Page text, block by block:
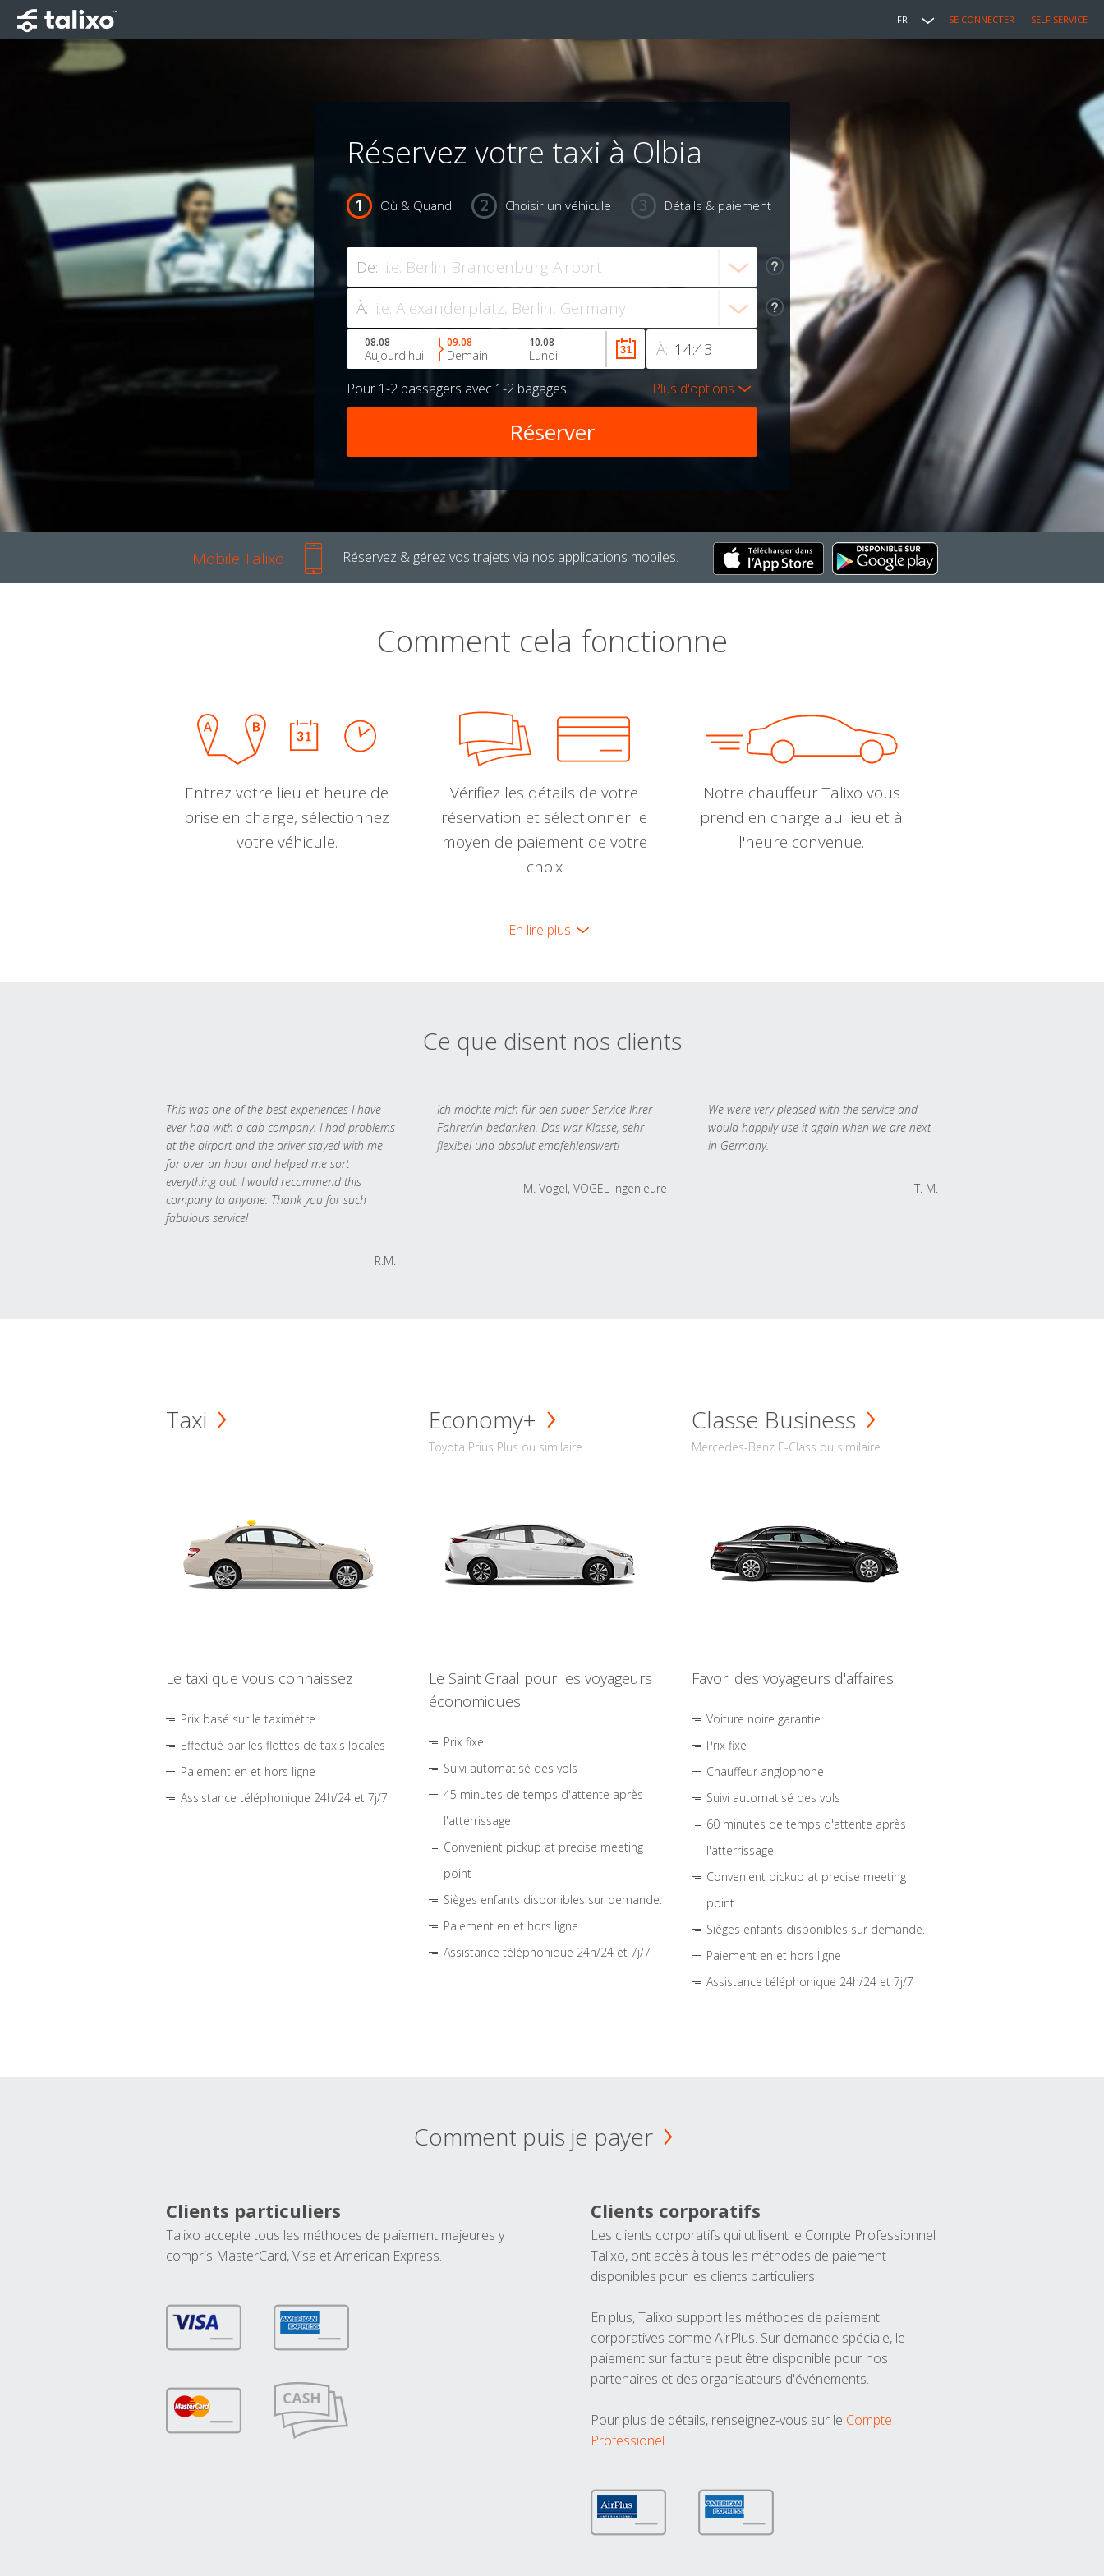
FR SE CONNECTER SELF SERVICE
Réservez votre taxi à Olbia
Où & Quand Choisir un véhicule Détails & paiement
De:
À:
À:
08.08
Aujourd'hui
09.08
Demain
10.08
Lundi
Pour 1-2 passagers avec 1-2 bagages Plus d'options
Mobile Talixo Réservez & gérez vos trajets via nos applications mobiles.
Comment cela fonctionne
Entrez votre lieu et heure de
prise en charge, sélectionnez
votre véhicule.
Vérifiez les détails de votre
réservation et sélectionner le
moyen de paiement de votre
choix
Notre chauffeur Talixo vous
prend en charge au lieu et à
l'heure convenue.
En lire plus
Ce que disent nos clients
This was one of the best experiences I have
ever had with a cab company. I had problems
at the airport and the driver stayed with me
for over an hour and helped me sort
everything out. I would recommend this
company to anyone. Thank you for such
fabulous service!
R.M.
Ich möchte mich für den super Service Ihrer
Fahrer/in bedanken. Das war Klasse, sehr
flexibel und absolut empfehlenswert!
M. Vogel, VOGEL Ingenieure
We were very pleased with the service and
would happily use it again when we are next
in Germany.
T. M.
Taxi
Le taxi que vous connaissez
Prix basé sur le taximètre
Effectué par les flottes de taxis locales
Paiement en et hors ligne
Assistance téléphonique 24h/24 et 7j/7
Economy+
Toyota Prius Plus ou similaire
Le Saint Graal pour les voyageurs
économiques
Prix fixe
Suivi automatisé des vols
45 minutes de temps d'attente après
l'atterrissage
Convenient pickup at precise meeting
point
Sièges enfants disponibles sur demande.
Paiement en et hors ligne
Assistance téléphonique 24h/24 et 7j/7
Classe Business
Mercedes-Benz E-Class ou similaire
Favori des voyageurs d'affaires
Voiture noire garantie
Prix fixe
Chauffeur anglophone
Suivi automatisé des vols
60 minutes de temps d'attente après
l'atterrissage
Convenient pickup at precise meeting
point
Sièges enfants disponibles sur demande.
Paiement en et hors ligne
Assistance téléphonique 24h/24 et 7j/7
Comment puis je payer
Clients particuliers
Talixo accepte tous les méthodes de paiement majeures y
compris MasterCard, Visa et American Express.
Clients corporatifs
Les clients corporatifs qui utilisent le Compte Professionnel
Talixo, ont accès à tous les méthodes de paiement
disponibles pour les clients particuliers.
En plus, Talixo support les méthodes de paiement
corporatives comme AirPlus. Sur demande spéciale, le
paiement sur facture peut être disponible pour nos
partenaires et des organisateurs d'événements.
Pour plus de détails, renseignez-vous sur le Compte
Professionel.